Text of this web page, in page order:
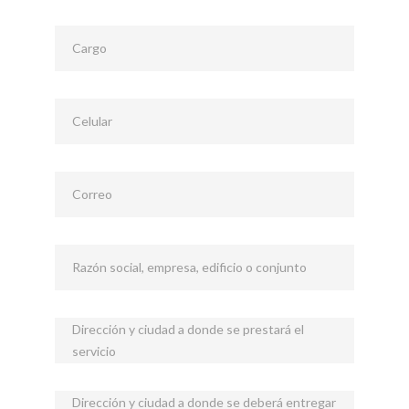
Cargo
Celular
Correo
Razón social, empresa, edificio o conjunto
Dirección y ciudad a donde se prestará el
servicio
Dirección y ciudad a donde se deberá entregar